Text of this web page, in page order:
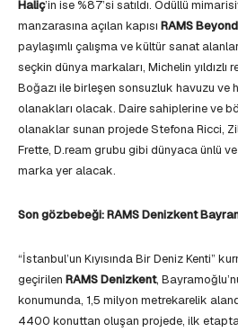
Haliç’in ise %87’si satıldı. Ödüllü
manzarasına açılan kapısı RAMS
paylaşımlı çalışma ve kültür sanat
seçkin dünya markaları, Michelin yıldızlı
Boğazı ile birleşen sonsuzluk havuzu ve
olanakları olacak. Daire sahiplerine ve
olanaklar sunan projede Stefona Ricci,
Frette, D.ream grubu gibi dünyaca ünlü
marka yer alacak.
Son gözbebeği: RAMS Denizkent
“İstanbul’un Kıyısında Bir Deniz Kenti”
geçirilen RAMS Denizkent,
konumunda, 1,5 milyon metrekarelik
4400 konuttan oluşan projede, ilk